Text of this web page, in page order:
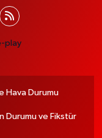
Hava Durumu
Durumu ve Fikstür